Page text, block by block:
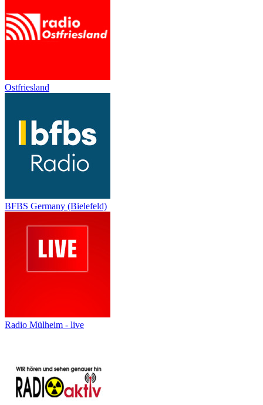
Ostfriesland
BFBS Germany (Bielefeld)
Radio Mülheim - live